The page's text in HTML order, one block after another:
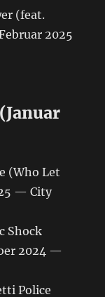
(feat.
2025
(Who Let
— City
Shock
2024 —
Police